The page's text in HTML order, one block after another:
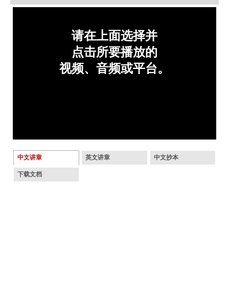
中文讲章 英文讲章 中文抄本
下载文档